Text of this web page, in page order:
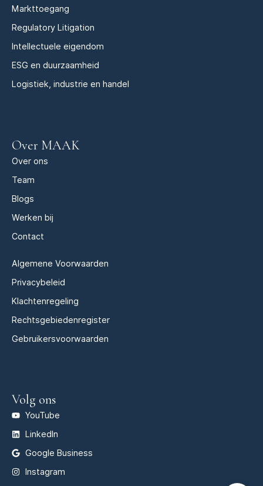
Markttoegang
Regulatory Litigation
Intellectuele eigendom
ESG en duurzaamheid
Logistiek, industrie en handel
Over MAAK
Over ons
Team
Blogs
Werken bij
Contact
Algemene Voorwaarden
Privacybeleid
Klachtenregeling
Rechtsgebiedenregister
Gebruikersvoorwaarden
Volg ons
YouTube
LinkedIn
Google Business
Instagram